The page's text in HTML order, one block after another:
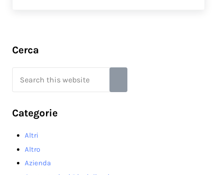
Sidebar
Cerca
Categorie
Altri
Altro
Azienda